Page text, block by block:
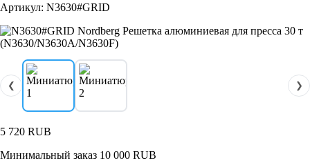
Артикул: N3630#GRID
❮ ❯
5 720 RUB
Минимальный заказ 10 000 RUB